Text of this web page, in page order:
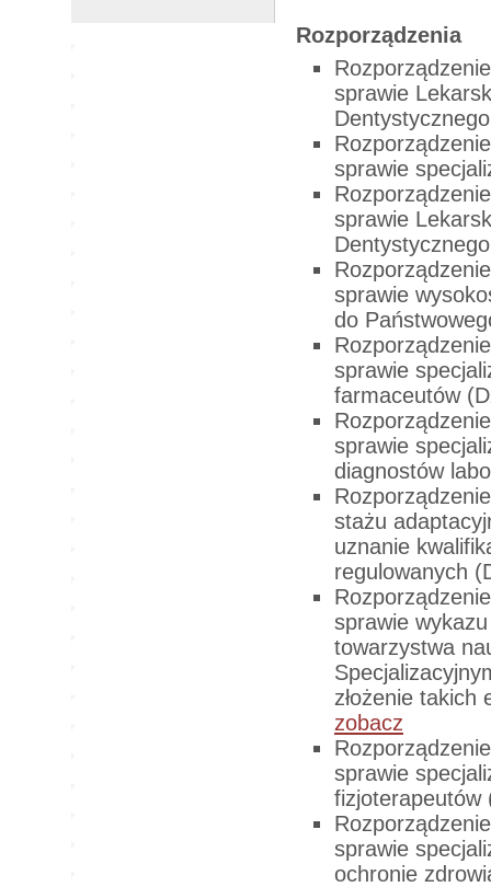
Rozporządzenia
sprawie
sprawie
sprawie
sprawie
do
sprawie
farmaceutów
sprawie
diagnostów
stażu
uznanie
regulowanych
sprawie
towarzystwa
złożenie
zobacz
sprawie
sprawie
ochronie